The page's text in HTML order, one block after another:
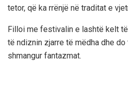
tetor, që ka rrënjë në traditat e
Filloi me festivalin e lashtë kelt
të ndiznin zjarre të mëdha dhe
shmangur fantazmat.